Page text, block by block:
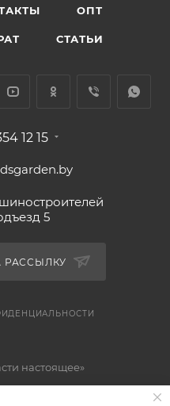
ОПТ
СТАТЬИ
12 15
5
РАССЫЛКУ
настоящее»